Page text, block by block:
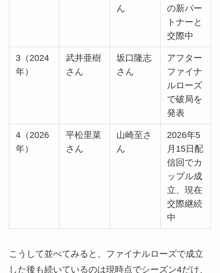
ん
の新パー
トナーと
交際中
3（2024
年）
武井亜樹
さん
坂口隆志
さん
アフター
ファイナ
ルローズ
で破局を
発表
4（2026
年）
平松里菜
さん
山崎至さ
ん
2026年5
月15日配
信回でカ
ップル成
立、現在
交際継続
中
こうして並べてみると、ファイナルローズで成立
した後も続いているのは現時点でシーズン4だけ、